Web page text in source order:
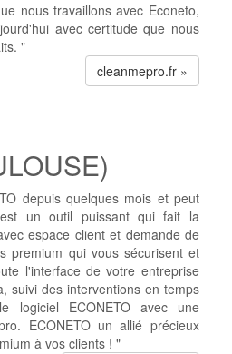
nous travaillons avec Econeto,
avec certitude que nous
"
cleanmepro.fr »
depuis quelques mois et peut
un outil puissant qui fait la
espace client et demande de
premium qui vous sécurisent et
l'interface de votre entreprise
suivi des interventions en temps
logiciel ECONETO avec une
ECONETO un allié précieux
à vos clients ! "